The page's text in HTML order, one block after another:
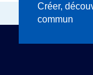
ACCUEIL
Créer,
commun